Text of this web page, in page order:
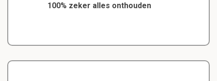
100% zeker alles onthouden